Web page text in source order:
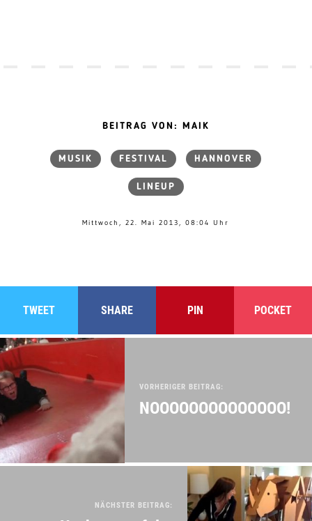
BEITRAG VON: MAIK
MUSIK FESTIVAL HANNOVER
LINEUP
Mittwoch, 22. Mai 2013, 08:04 Uhr
TWEET SHARE PIN POCKET
VORHERIGER BEITRAG:
NOOOOOOOOOOOOOO!
NÄCHSTER BEITRAG: